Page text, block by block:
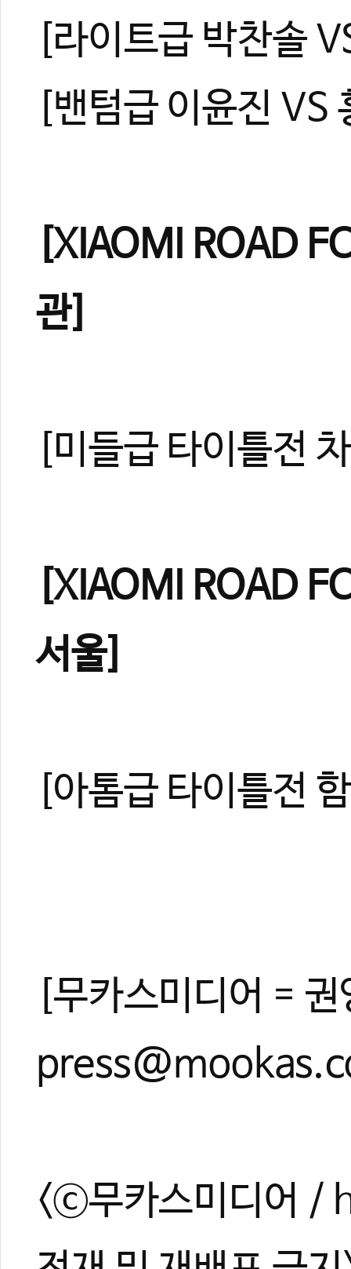
[라이트급 박찬솔
[밴텀급 이윤진 VS
[XIAOMI ROAD
관]
[미들급 타이틀전
[XIAOMI ROAD
서울]
[아톰급 타이틀전
[무카스미디어 =
<ⓒ무카스미디어